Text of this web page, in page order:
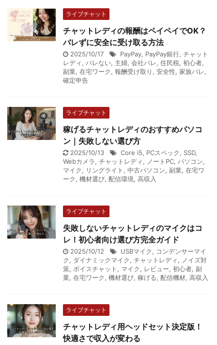
ライブチャット
チャットレディの報酬はペイペイでOK？
バレずに安全に受け取る方法
2025/10/17 PayPay, PayPay銀行, チャット
レディ, バレない, 主婦, 会社バレ, 住民税, 初心者,
副業, 在宅ワーク, 報酬受け取り , 安全性, 家族バレ,
確定申告
ライブチャット
稼げるチャットレディのおすすめパソコ
ン｜失敗しない選び方
2025/10/13 Core i5, PCスペック, SSD,
Webカメラ, チャットレディ, ノートPC, パソコン,
マイク, リングライト , 中古パソコン, 副業, 在宅ワ
ーク, 機材選び, 配信環境, 高収入
ライブチャット
失敗しないチャットレディのマイクはコ
レ！初心者向け選び方完全ガイド
2025/10/12 USBマイク, コンデンサーマイ
ク, ダイナミックマイク, チャットレディ, ノイズ対
策, ボイスチャット , マイク, レビュー, 初心者, 副
業, 在宅ワーク, 機材選び, 稼げる, 配信機材, 高収入
ライブチャット
チャットレディ用ヘッドセット決定版！
快適さで収入が変わる